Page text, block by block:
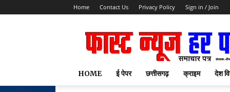
Home Contact Us Privacy Policy Sign in / Join
HOME ई पेपर छत्तीसगढ़ क्राइम देश